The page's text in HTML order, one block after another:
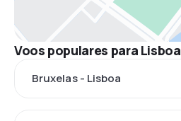
Voos populares para Lisboa
Bruxelas - Lisboa